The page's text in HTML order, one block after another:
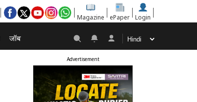
Magazine ePaper Login
जॉब
Advertisement